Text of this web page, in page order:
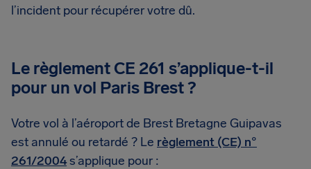
l’incident pour récupérer votre dû.
Le règlement CE 261 s’applique-t-il
pour un vol Paris Brest ?
Votre vol à l’aéroport de Brest Bretagne Guipavas
est annulé ou retardé ? Le règlement (CE) n°
261/2004s’applique pour :